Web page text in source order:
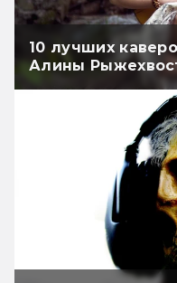
10 лучших
Алины